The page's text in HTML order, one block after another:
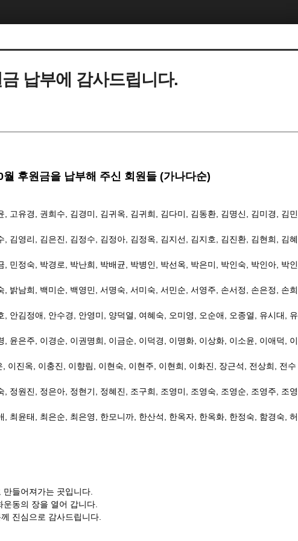
납부에 감사드립니다.
월 후원금을 납부해 주신 회원들 (가나다순)
, 고유경, 권희수, 김경미, 김귀옥, 김귀희, 김다미, 김동환, 김명신, 김미경, 김민
, 김영리, 김은진, 김정수, 김정아, 김정옥, 김지선, 김지호, 김진환, 김현희, 김혜
, 민정숙, 박경로, 박난희, 박배균, 박병인, 박선옥, 박은미, 박인숙, 박인아, 박인
, 밝남희, 백미순, 백영민, 서명숙, 서미숙, 서민순, 서영주, 손서정, 손은정, 손희
, 안김정애, 안수경, 안영미, 양덕열, 여혜숙, 오미영, 오순애, 오종열, 유시대, 유
, 윤은주, 이경순, 이권명희, 이금순, 이덕경, 이명화, 이상화, 이소윤, 이애덕, 이
, 이진옥, 이충진, 이향림, 이현숙, 이현주, 이현희, 이화진, 장근석, 전상희, 전수
, 정원진, 정은아, 정현기, 정혜진, 조구희, 조영미, 조영숙, 조영순, 조영주, 조영
, 최윤태, 최은순, 최은영, 한모니까, 한산석, 한옥자, 한옥화, 한정숙, 함경숙, 허
만들어져가는 곳입니다.
운동의 장을 열어 갑니다.
진심으로 감사드립니다.